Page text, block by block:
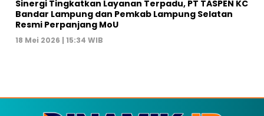
Sinergi Tingkatkan Layanan Terpadu, PT TASPEN KC
Bandar Lampung dan Pemkab Lampung Selatan
Resmi Perpanjang MoU
18 Mei 2026 | 15:34 WIB